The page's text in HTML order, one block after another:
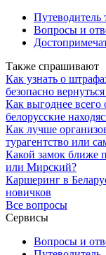
Путеводитель
Вопросы и
Также спрашивают
Как узнать о
безопасно
Как выгоднее всего
белорусские
Как лучше
турагентство или
Какой замок ближе
или Мирский?
Каршеринг в
новичков
Все вопросы
Сервисы
Вопросы и